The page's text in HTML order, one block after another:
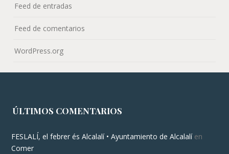
Feed de entradas
Feed de comentarios
WordPress.org
ÚLTIMOS COMENTARIOS
FESLALÍ, el febrer és Alcalalí • Ayuntamiento de Alcalalíen
Comer